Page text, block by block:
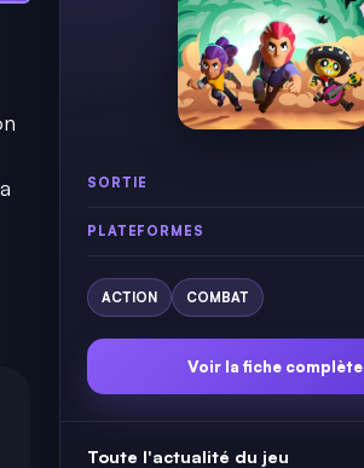
SORTIE
PLATEFORMES
ACTION COMBAT
Voir la fiche complète
Toute l'actualité du jeu